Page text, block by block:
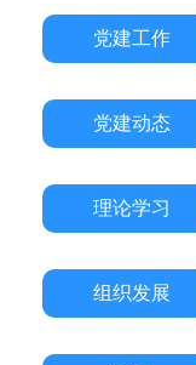
党建工作
党建动态
理论学习
组织发展